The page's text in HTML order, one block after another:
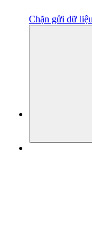
Chặn gửi dữ